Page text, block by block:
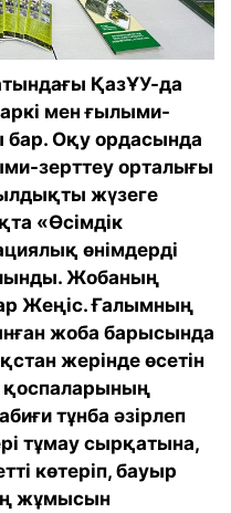
ҚазҰУ-да
мен ғылыми-
бар. Оқу ордасында
зерттеу орталығы
жүзеге
«Өсімдік
өнімдерді
Жобаның
Жеңіс. Ғалымның
жоба барысында
жерінде өсетін
қоспаларының
тұнба әзірлеп
тұмау сырқатына,
көтеріп, бауыр
жұмысын